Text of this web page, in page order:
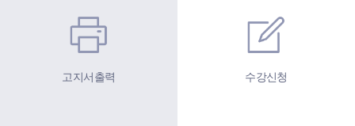
고지서출력 수강신청